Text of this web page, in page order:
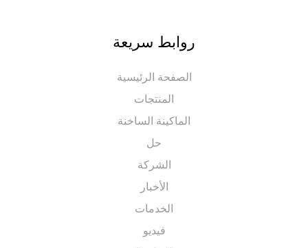
روابط سريعة
الصفحة الرئيسية
المنتجات
الماكينة الساخنة
الشركة
الخدمات